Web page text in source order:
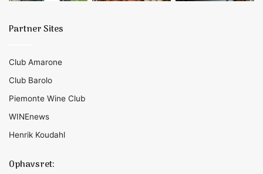
Partner Sites
Club Amarone
Club Barolo
Piemonte Wine Club
WINEnews
Henrik Koudahl
Ophavsret: